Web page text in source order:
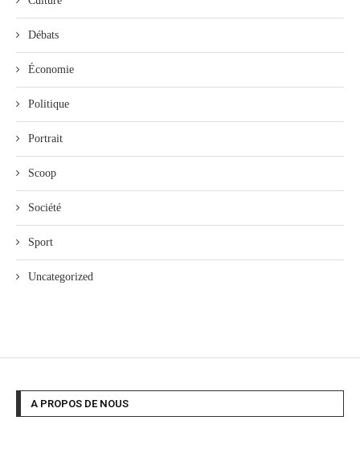
Débats
Économie
Politique
Portrait
Scoop
Société
Sport
Uncategorized
A PROPOS DE NOUS